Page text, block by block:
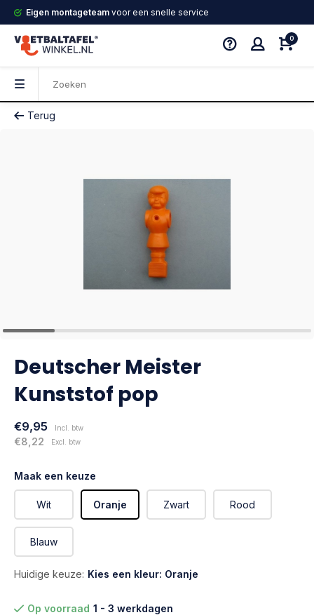
Eigen montageteam voor een snelle service
0
Terug
Deutscher Meister
Kunststof pop
€9,95 Incl. btw
€8,22 Excl. btw
Maak een keuze
Wit Oranje Zwart Rood
Blauw
Huidige keuze: Kies een kleur: Oranje
Op voorraad 1 - 3 werkdagen